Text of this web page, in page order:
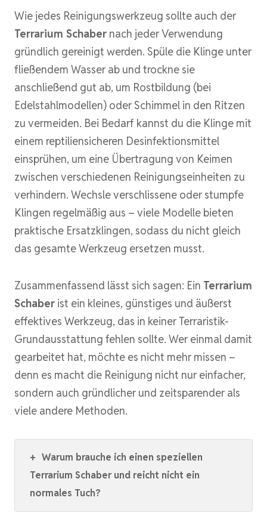
Wie jedes Reinigungswerkzeug sollte auch der
Terrarium Schaber nach jeder Verwendung
gründlich gereinigt werden. Spüle die Klinge unter
fließendem Wasser ab und trockne sie
anschließend gut ab, um Rostbildung (bei
Edelstahlmodellen) oder Schimmel in den Ritzen
zu vermeiden. Bei Bedarf kannst du die Klinge mit
einem reptiliensicheren Desinfektionsmittel
einsprühen, um eine Übertragung von Keimen
zwischen verschiedenen Reinigungseinheiten zu
verhindern. Wechsle verschlissene oder stumpfe
Klingen regelmäßig aus – viele Modelle bieten
praktische Ersatzklingen, sodass du nicht gleich
das gesamte Werkzeug ersetzen musst.
Zusammenfassend lässt sich sagen: Ein Terrarium
Schaber ist ein kleines, günstiges und äußerst
effektives Werkzeug, das in keiner Terraristik-
Grundausstattung fehlen sollte. Wer einmal damit
gearbeitet hat, möchte es nicht mehr missen –
denn es macht die Reinigung nicht nur einfacher,
sondern auch gründlicher und zeitsparender als
viele andere Methoden.
+ Warum brauche ich einen speziellen
Terrarium Schaber und reicht nicht ein
normales Tuch?